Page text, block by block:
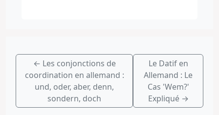
← Les conjonctions de
coordination en allemand :
und, oder, aber, denn,
sondern, doch
Le Datif en
Allemand : Le
Cas 'Wem?'
Expliqué→